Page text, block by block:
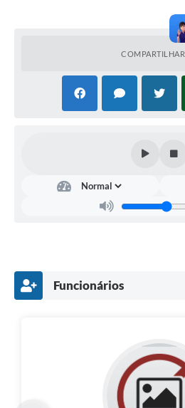
COMPARTILHAR
Funcionários